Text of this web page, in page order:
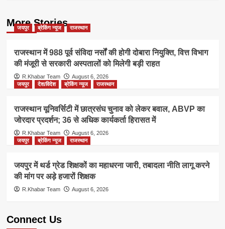
More Stories
जयपुर ब्रेकिंग न्यूज राजस्थान
राजस्थान में 988 पूर्व संविदा नर्सों की होगी दोबारा नियुक्ति, वित्त विभाग
की मंजूरी से सरकारी अस्पतालों को मिलेगी बड़ी राहत
R.Khabar Team
August 6, 2026
जयपुर
देश/विदेश ब्रेकिंग न्यूज राजस्थान
राजस्थान यूनिवर्सिटी में छात्रसंघ चुनाव को लेकर बवाल, ABVP का
जोरदार प्रदर्शन; 36 से अधिक कार्यकर्ता हिरासत में
R.Khabar Team
August 6, 2026
जयपुर
ब्रेकिंग न्यूज राजस्थान
जयपुर में थर्ड ग्रेड शिक्षकों का महाधरना जारी, तबादला नीति लागू करने
की मांग पर अड़े हजारों शिक्षक
R.Khabar Team August 6, 2026
Connect Us